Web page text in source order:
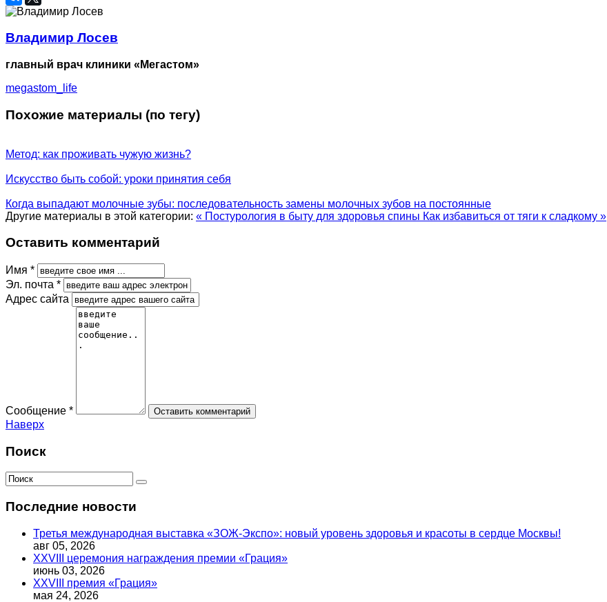
Владимир Лосев
главный врач клиники «Мегастом»
megastom_life
Похожие материалы (по тегу)
Метод: как проживать чужую жизнь?
Искусство быть собой: уроки принятия себя
Когда выпадают молочные зубы: последовательность замены молочных зубов на постоянные
Другие материалы в этой категории: « Постурология в быту для здоровья спины Как избавиться от тяги к сладкому »
Оставить комментарий
Имя *
Эл. почта *
Адрес сайта
Сообщение *
Наверх
Поиск
Последние новости
Третья международная выставка «ЗОЖ-Экспо»: новый уровень здоровья и красоты в сердце Москвы!
авг 05, 2026
XXVIII церемония награждения премии «Грация»
июнь 03, 2026
XXVIII премия «Грация»
мая 24, 2026